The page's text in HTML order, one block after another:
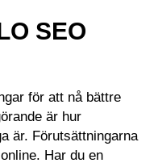
SEO
för att nå bättre
är hur
är. Förutsättningarna
Har du en